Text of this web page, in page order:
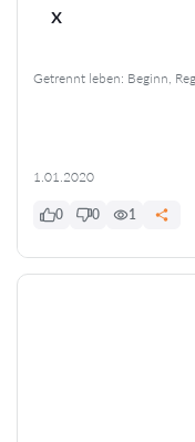
x
Getrennt leben: Beginn,
1.01.2020
0 0 1